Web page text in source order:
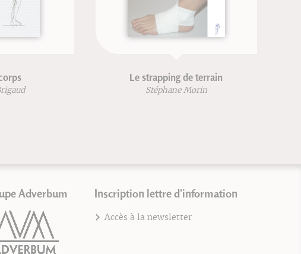
Le strapping de terrain
Stéphane Morin
Adverbum Inscription lettre d'information
Accès à la newsletter